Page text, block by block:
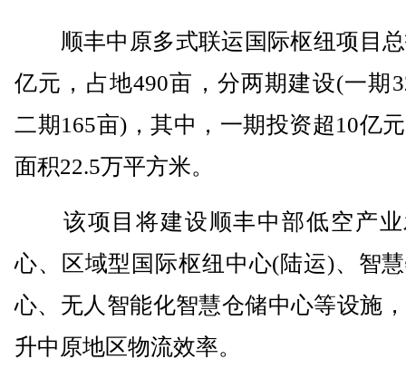
顺丰中原多式联运国际枢纽项目总
亿元，占地490亩，分两期建设(一期
二期165亩)，其中，一期投资超10亿
面积22.5万平方米。
该项目将建设顺丰中部低空产业
心、区域型国际枢纽中心(陆运)、智
心、无人智能化智慧仓储中心等设施
升中原地区物流效率。